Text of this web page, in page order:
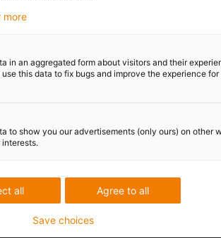
more
in an aggregated form about visitors and their
use this data to fix bugs and improve the experience for
to show you our advertisements (only ours) on other
Agree to all
all
Save choices